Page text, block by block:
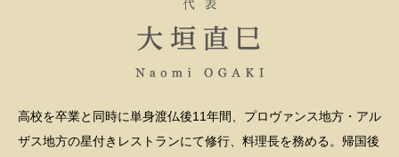
高校を卒業と同時に単身渡仏後11年間、プロヴァンス地方・アル
ザス地方の星付きレストランにて修行、料理長を務める。帰国後